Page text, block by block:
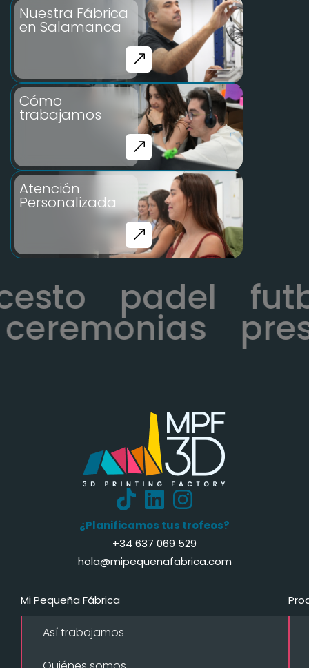
Nuestra Fábrica
en Salamanca
Cómo
trabajamos
Atención
Personalizada
padel
¿Planificamos tus trofeos?
+34 637 069 529
hola@mipequenafabrica.com
Mi Pequeña Fábrica
Así trabajamos